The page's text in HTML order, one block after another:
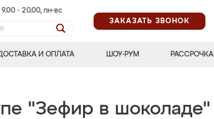
- 20.00, пн-вс
ЗАКАЗАТЬ ЗВОНОК
И ОПЛАТА ШОУ-РУМ РАССРОЧКА
"Зефир в шоколаде"